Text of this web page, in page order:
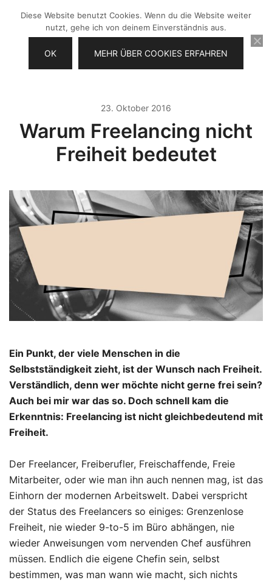
springen
23. Oktober 2016
Warum Freelancing nicht
Freiheit bedeutet
Ein Punkt, der viele Menschen in die
Selbstständigkeit zieht, ist der Wunsch nach Freiheit.
Verständlich, denn wer möchte nicht gerne frei sein?
Auch bei mir war das so. Doch schnell kam die
Erkenntnis: Freelancing ist nicht gleichbedeutend mit
Freiheit.
Der Freelancer, Freiberufler, Freischaffende, Freie
Mitarbeiter, oder wie man ihn auch nennen mag, ist das
Einhorn der modernen Arbeitswelt. Dabei verspricht
der Status des Freelancers so einiges: Grenzenlose
Freiheit, nie wieder 9-to-5 im Büro abhängen, nie
wieder Anweisungen vom nervenden Chef ausführen
müssen. Endlich die eigene Chefin sein, selbst
bestimmen, was man wann wie macht, sich nichts
Diese Website benutzt Cookies. Wenn du die Website weiter
nutzt, gehe ich von deinem Einverständnis aus.
OK MEHR ÜBER COOKIES ERFAHREN